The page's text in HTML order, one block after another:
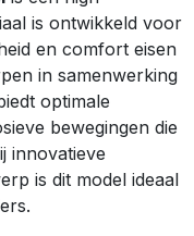
is ontwikkeld voor
en comfort eisen
in samenwerking
optimale
bewegingen die
innovatieve
is dit model ideaal